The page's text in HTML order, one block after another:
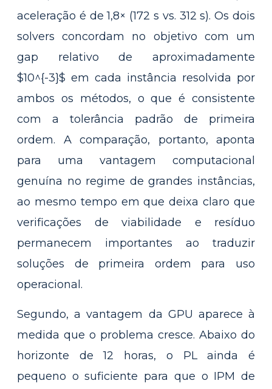
aceleração é de 1,8× (172 s vs. 312 s). Os dois
solvers concordam no objetivo com um
gap relativo de aproximadamente
$10^{-3}$ em cada instância resolvida por
ambos os métodos, o que é consistente
com a tolerância padrão de primeira
ordem. A comparação, portanto, aponta
para uma vantagem computacional
genuína no regime de grandes instâncias,
ao mesmo tempo em que deixa claro que
verificações de viabilidade e resíduo
permanecem importantes ao traduzir
soluções de primeira ordem para uso
operacional.
Segundo, a vantagem da GPU aparece à
medida que o problema cresce. Abaixo do
horizonte de 12 horas, o PL ainda é
pequeno o suficiente para que o IPM de